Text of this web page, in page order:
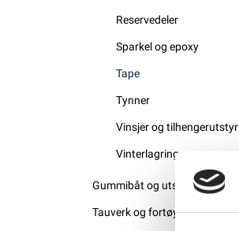
Reservedeler
Sparkel og epoxy
Tape
Tynner
Vinsjer og tilhengerutstyr
Vinterlagring
Gummibåt og utstyr
Tauverk og fortøyning